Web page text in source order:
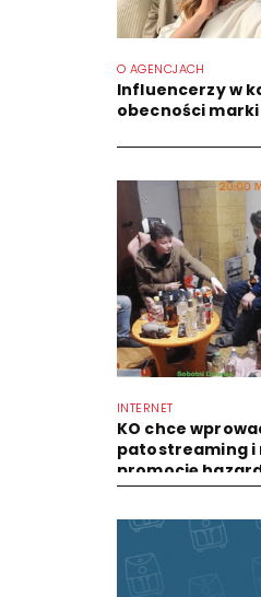
O AGENCJACH
Influencerzy w
obecności marki
INTERNET
KO chce
patostreaming i
promocję